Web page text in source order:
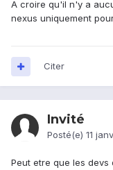
A croire qu'il n'y a
nexus uniquement
Citer
Invité
Posté(e) 11
Peut etre que les